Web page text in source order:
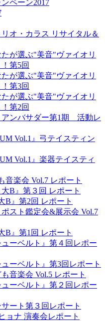
ペーン2017
リオ・カラス リサイタル＆
が選ぶ"美音"ヴァイオリ
第5回
が選ぶ"美音"ヴァイオリ
第3回
が選ぶ"美音"ヴァイオリ
第2回
アンバサダー第1期 活動レ
Vol.1』弓テイスティン
Vol.1』楽器テイスティ
音楽会 Vol.7 レポート
大B』第３回 レポート
B』第2回 レポート
スト鑑定会&展示会 Vol.7
B』第1回 レポート
ューベルト』第４回レポー
ューベルト』第3回レポート
音楽会 Vol.5 レポート
ューベルト』第２回レポー
ート第３回レポート
ョナ 演奏会レポート